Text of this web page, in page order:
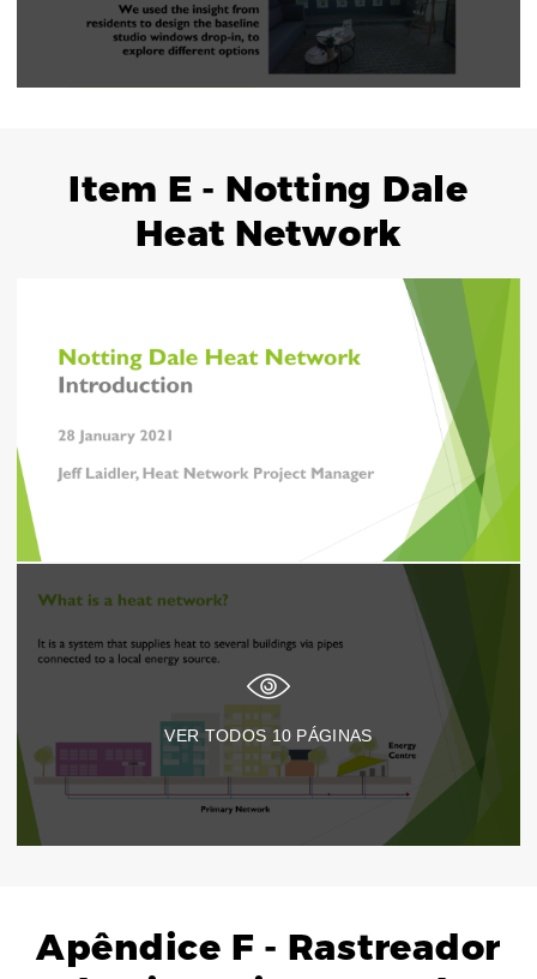
Item E - Notting Dale
Heat Network
VER TODOS 10 PÁGINAS
Apêndice F - Rastreador